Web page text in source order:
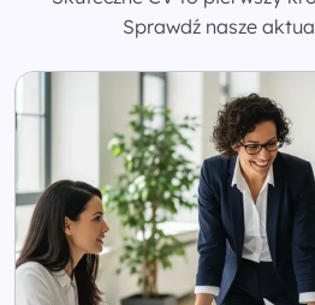
Sprawdź nasze